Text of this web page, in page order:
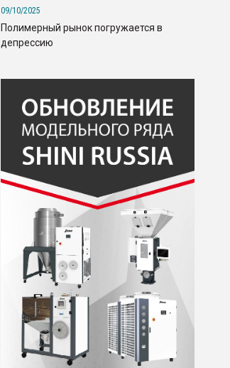
09/10/2025
Полимерный рынок погружается в
депрессию